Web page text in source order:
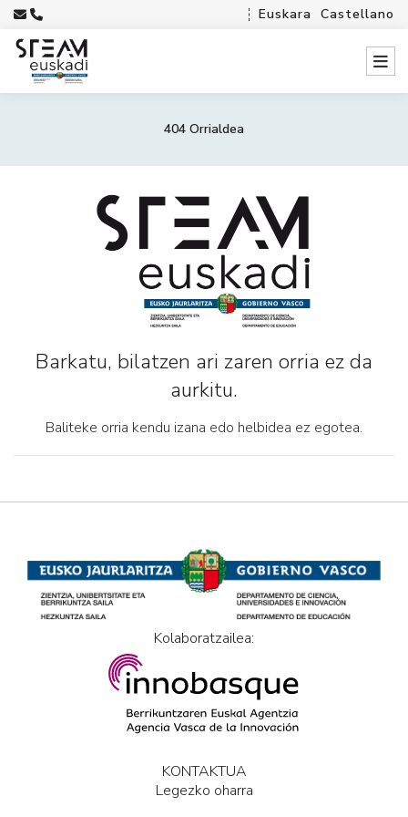
Euskara Castellano
404 Orrialdea
Barkatu, bilatzen ari zaren orria ez da
aurkitu.
Baliteke orria kendu izana edo helbidea ez egotea.
Kolaboratzailea:
KONTAKTUA
Legezko oharra